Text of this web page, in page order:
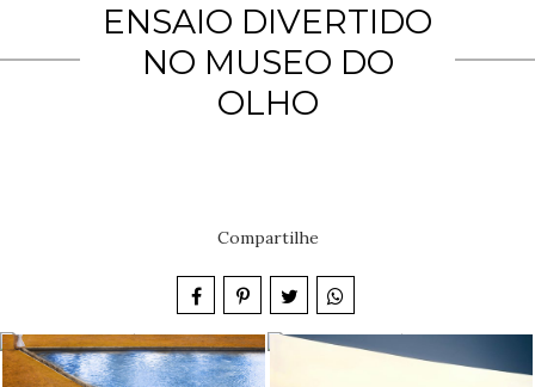
ENSAIO DIVERTIDO
NO MUSEO DO
OLHO
Compartilhe